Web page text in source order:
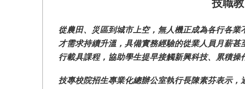
技職
從農田、災區到城市上空，無人機正成為各行各
才需求持續升溫，具備實務經驗的從業人員月薪
行載具課程，協助學生提早接觸新興科技、累積操
技專校院招生專業化總辦公室執行長陳素芬表示